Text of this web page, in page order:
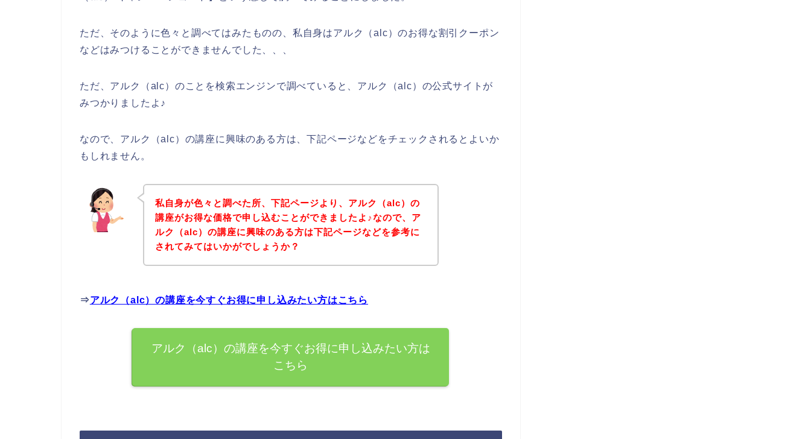
ただ、そのように色々と調べてはみたものの、私自身はアルク（alc）のお得な割引クーポン
などはみつけることができませんでした、、、
ただ、アルク（alc）のことを検索エンジンで調べていると、アルク（alc）の公式サイトが
みつかりましたよ♪
なので、アルク（alc）の講座に興味のある方は、下記ページなどをチェックされるとよいか
もしれません。
私自身が色々と調べた所、下記ページより、アルク（alc）の
講座がお得な価格で申し込むことができましたよ♪なので、ア
ルク（alc）の講座に興味のある方は下記ページなどを参考に
されてみてはいかがでしょうか？
⇒アルク（alc）の講座を今すぐお得に申し込みたい方はこちら
アルク（alc）の講座を今すぐお得に申し込みたい方は
こちら